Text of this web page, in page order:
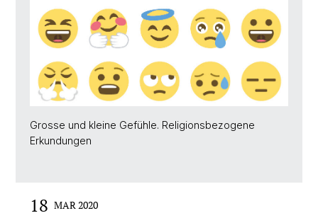
Grosse und kleine Gefühle. Religionsbezogene
Erkundungen
18 MAR 2020